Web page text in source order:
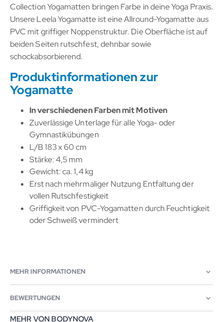
Collection Yogamatten bringen Farbe in deine Yoga Praxis.
Unsere Leela Yogamatte ist eine Allround-Yogamatte aus
PVC mit griffiger Noppenstruktur. Die Oberfläche ist auf
beiden Seiten rutschfest, dehnbar sowie
schockabsorbierend.
Produktinformationen zur
Yogamatte
In verschiedenen Farben mit Motiven
Zuverlässige Unterlage für alle Yoga- oder
Gymnastikübungen
L/B 183 x 60 cm
Stärke: 4,5 mm
Gewicht: ca. 1,4 kg
Erst nach mehrmaliger Nutzung Entfaltung der
vollen Rutschfestigkeit
Griffigkeit von PVC-Yogamatten durch Feuchtigkeit
oder Schweiß vermindert
MEHR INFORMATIONEN
BEWERTUNGEN
MEHR VON BODYNOVA